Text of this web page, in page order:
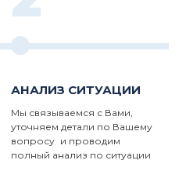
АНАЛИЗ СИТУАЦИИ
Мы связываемся с Вами,
уточняем детали по Вашему
вопросу и проводим
полный анализ по ситуации